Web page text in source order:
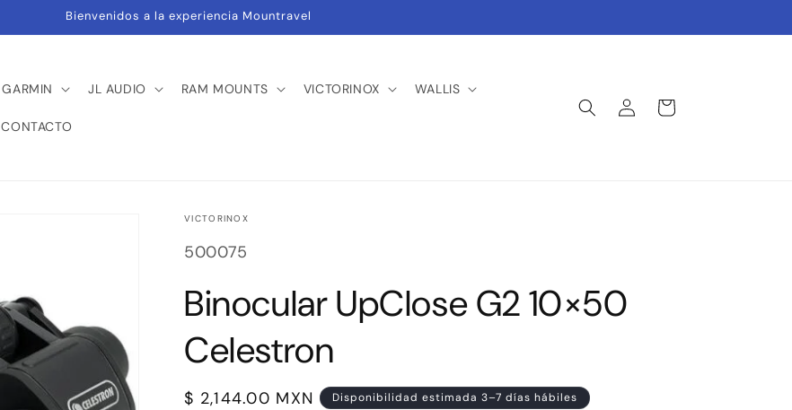
Bienvenidos a la experiencia Mountravel
GARMIN JL AUDIO RAM MOUNTS VICTORINOX WALLIS
CONTACTO
Iniciar
sesión
Carrito
VICTORINOX
SKU:
500075
Binocular UpClose G2 10×50
Celestron
Precio
$ 2,144.00 MXN
Disponibilidad estimada 3–7 días hábiles